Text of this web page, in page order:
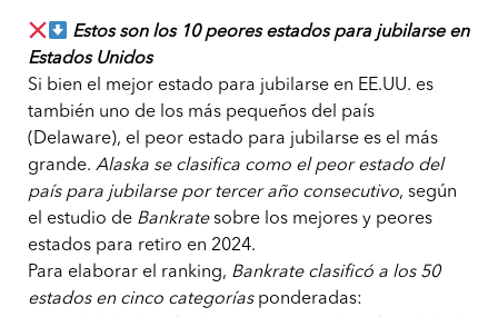
Estos son los 10 peores estados para jubilarse en
Estados Unidos
Si bien el mejor estado para jubilarse en EE.UU. es
también uno de los más pequeños del país
(Delaware), el peor estado para jubilarse es el más
grande. Alaska se clasifica como el peor estado del
país para jubilarse por tercer año consecutivo, según
el estudio de Bankratesobre los mejores y peores
estados para retiro en 2024.
Para elaborar el ranking, Bankrate clasificó a los 50
estados en cinco categoríasponderadas: